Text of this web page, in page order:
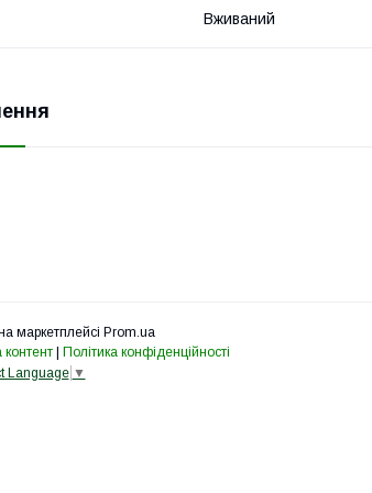
Вживаний
маркетплейсі Prom.ua
Політика конфіденційності
Language ▼